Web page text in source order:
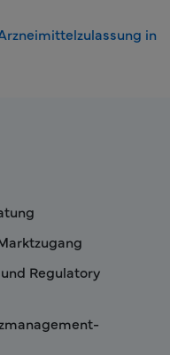
in
Regulatory